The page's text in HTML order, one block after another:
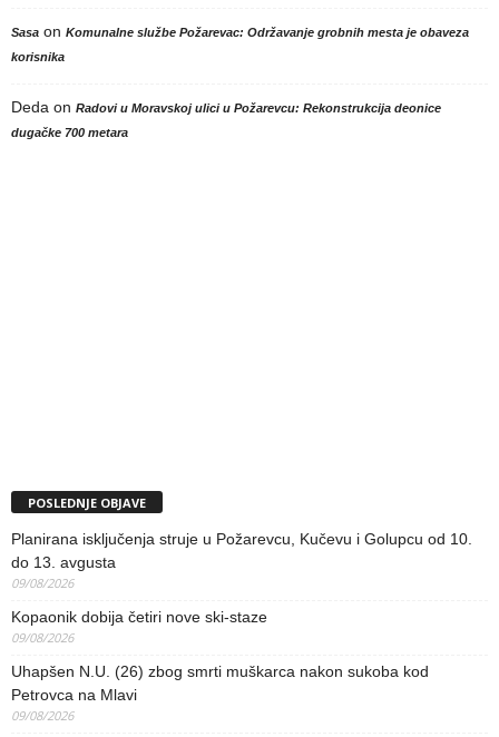
Sasa on Komunalne službe Požarevac: Održavanje grobnih mesta je obaveza
korisnika
Deda on Radovi u Moravskoj ulici u Požarevcu: Rekonstrukcija deonice
dugačke 700 metara
POSLEDNJE OBJAVE
Planirana isključenja struje u Požarevcu, Kučevu i Golupcu od 10.
do 13. avgusta
09/08/2026
Kopaonik dobija četiri nove ski-staze
09/08/2026
Uhapšen N.U. (26) zbog smrti muškarca nakon sukoba kod
Petrovca na Mlavi
09/08/2026